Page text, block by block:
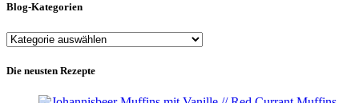
Blog-Kategorien
Blog-
Die neusten Rezepte